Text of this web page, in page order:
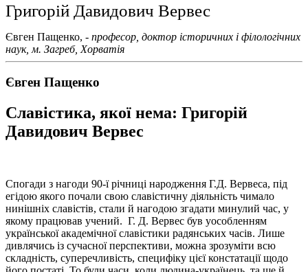
Григорій Давидович Вервес
Євген Пащенко, - професор, доктор історичних і філологічних
наук, м. Загреб, Хорватія
Євген Пащенко
Славістика, якої нема: Григорій
Давидович Вервес
Спогади з нагоди 90-ї річниці народження Г.Д. Вервеса, під
егідою якого почали свою славістичну діяльність чимало
нинішніх славістів, стали й нагодою згадати минулий час, у
якому працював учений. Г. Д. Вервес був уособленням
української академічної славістики радянських часів. Лише
дивлячись із сучасної перспективи, можна зрозуміти всю
складність, суперечливість, специфіку цієї констатації щодо